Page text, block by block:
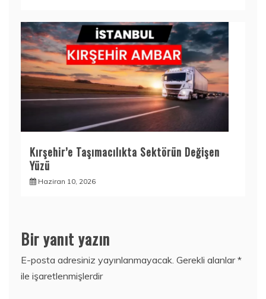
Kırşehir’e Taşımacılıkta Sektörün Değişen
Yüzü
Haziran 10, 2026
Bir yanıt yazın
E-posta adresiniz yayınlanmayacak. Gerekli alanlar*
ile işaretlenmişlerdir